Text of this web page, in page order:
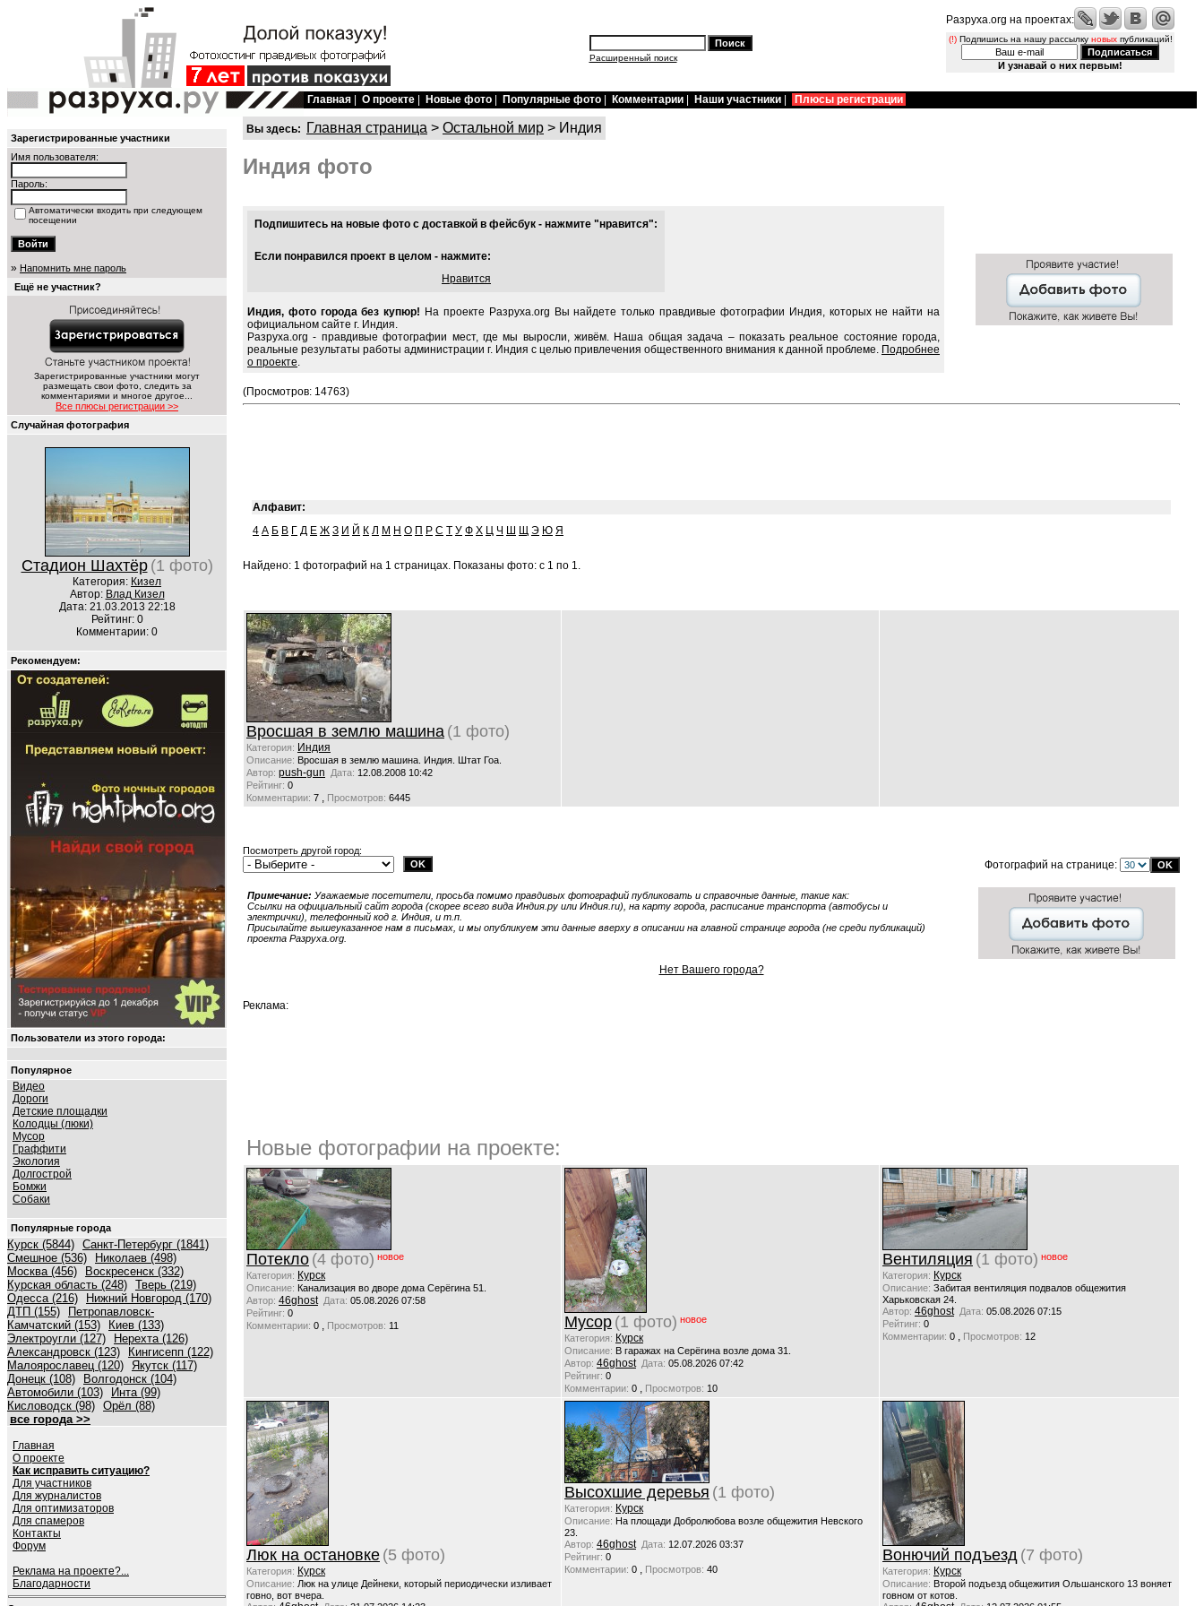
Расширенный поиск
Разруха.org на проектах:
(!)Подпишись на нашу рассылку новыхпубликаций!
И узнавай о них первым!
Главная О проекте Новые фото Популярные фото Комментарии Наши участники Плюсы регистрации
Зарегистрированные участники
Имя пользователя:
Пароль:
Автоматически входить при следующем
посещении
» Напомнить мне пароль
Ещё не участник?
Зарегистрированные участники могут
размещать свои фото, следить за
комментариями и многое другое...
Все плюсы регистрации >>
Случайная фотография
Стадион Шахтёр (1 фото)
Категория: Кизел
Автор: Влад Кизел
Дата: 21.03.2013 22:18
Рейтинг: 0
Комментарии: 0
Рекомендуем:
Пользователи из этого города:
Популярное
Видео
Дороги
Детские площадки
Колодцы (люки)
Мусор
Граффити
Экология
Долгострой
Бомжи
Собаки
Популярные города
Курск (5844) Санкт-Петербург (1841)
Смешное (536)
Николаев (498)
Москва (456)
Воскресенск (332)
Курская область (248) Тверь (219)
Одесса (216)
Нижний Новгород (170)
ДТП (155)
Петропавловск-
Камчатский (153)
Киев (133)
Электроугли (127)
Нерехта (126)
Александровск (123)
Кингисепп (122)
Малоярославец (120) Якутск (117)
Донецк (108)
Волгодонск (104)
Автомобили (103)
Инта (99)
Кисловодск (98) Орёл (88)
все города >>
Главная
О проекте
Как исправить ситуацию?
Для участников
Для журналистов
Для оптимизаторов
Для спамеров
Контакты
Форум
Реклама на проекте?...
Благодарности
Вы здесь: Главная страница > Остальной мир > Индия
Индия фото
Подпишитесь на новые фото с доставкой в фейсбук - нажмите "нравится":
Если понравился проект в целом - нажмите:
Нравится
Индия, фото города без купюр! На проекте Разруха.org Вы найдете только правдивые фотографии Индия, которых не найти на
официальном сайте г. Индия.
Разруха.org - правдивые фотографии мест, где мы выросли, живём. Наша общая задача – показать реальное состояние города,
реальные результаты работы администрации г. Индия с целью привлечения общественного внимания к данной проблеме. Подробнее
о проекте.
(Просмотров: 14763)
Алфавит:
4 А Б В Г Д Е Ж З И Й К Л М Н О П Р С Т У Ф Х Ц Ч Ш Щ Э Ю Я
Найдено: 1 фотографий на 1 страницах. Показаны фото: с 1 по 1.
Вросшая в землю машина (1 фото)
Категория: Индия
Описание: Вросшая в землю машина. Индия. Штат Гоа.
Автор: push-gun Дата: 12.08.2008 10:42
Рейтинг: 0
Комментарии: 7 , Просмотров: 6445
Посмотреть другой город:
Фотографий на странице:
Примечание: Уважаемые посетители, просьба помимо правдивых фотографий публиковать и справочные данные, такие как:
Ссылки на официальный сайт города (скорее всего вида Индия.ру или Индия.ru), на карту города, расписание транспорта (автобусы и
электрички), телефонный код г. Индия, и т.п.
Присылайте вышеуказанное нам в письмах, и мы опубликуем эти данные вверху в описании на главной странице города (не среди публикаций)
проекта Разруха.org.
Нет Вашего города?
Реклама:
Новые фотографии на проекте:
Потекло (4 фото) новое
Категория: Курск
Описание: Канализация во дворе дома Серёгина 51.
Автор: 46ghost Дата: 05.08.2026 07:58
Рейтинг: 0
Комментарии: 0 , Просмотров: 11 Мусор (1 фото) новое
Категория: Курск
Описание: В гаражах на Серёгина возле дома 31.
Автор: 46ghost Дата: 05.08.2026 07:42
Рейтинг: 0
Комментарии: 0 , Просмотров: 10
Вентиляция (1 фото) новое
Категория: Курск
Описание: Забитая вентиляция подвалов общежития
Харьковская 24.
Автор: 46ghost Дата: 05.08.2026 07:15
Рейтинг: 0
Комментарии: 0 , Просмотров: 12
Люк на остановке (5 фото)
Категория: Курск
Описание: Люк на улице Дейнеки, который периодически изливает
говно, вот вчера.
Высохшие деревья (1 фото)
Категория: Курск
Описание: На площади Добролюбова возле общежития Невского
23.
Автор: 46ghost Дата: 12.07.2026 03:37
Рейтинг: 0
Комментарии: 0 , Просмотров: 40
Вонючий подъезд (7 фото)
Категория: Курск
Описание: Второй подъезд общежития Ольшанского 13 воняет
говном от котов.